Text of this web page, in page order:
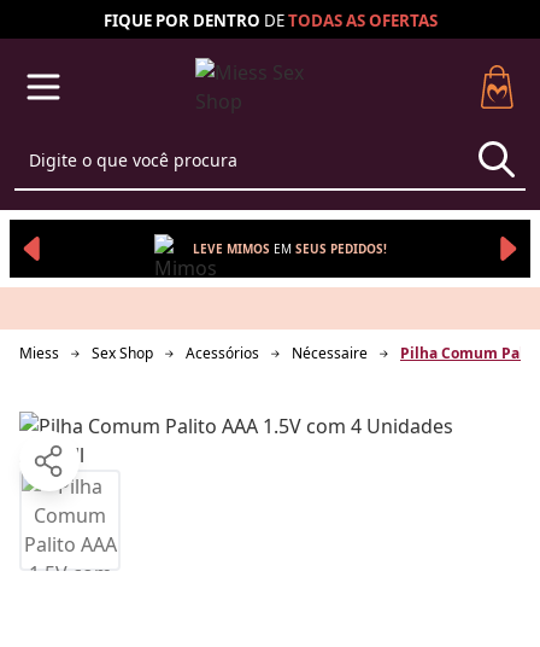
FIQUE POR DENTRO DETODAS ASOFERTAS
LEVE MIMOS EM SEUS PEDIDOS!
Miess Sex Shop Acessórios Nécessaire Pilha Comum